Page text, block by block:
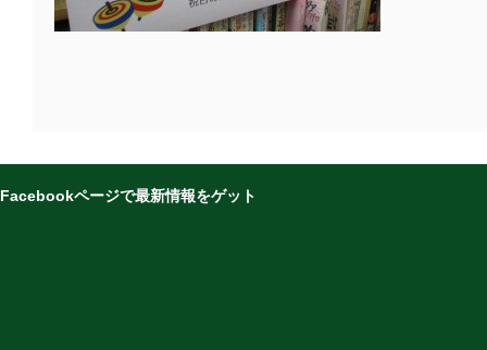
Facebookページで最新情報をゲット